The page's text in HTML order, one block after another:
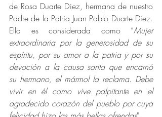
de Rosa Duarte Diez, hermana de nuestro
Padre de la Patria Juan Pablo Duarte Diez.
Ella es considerada como “Mujer
extraordinaria por la generosidad de su
espíritu, por su amor a la patria y por su
devoción a la causa santa que encarnó
su hermano, el mármol la reclama. Debe
vivir en él como vive palpitante en el
agradecido corazón del pueblo por cuya